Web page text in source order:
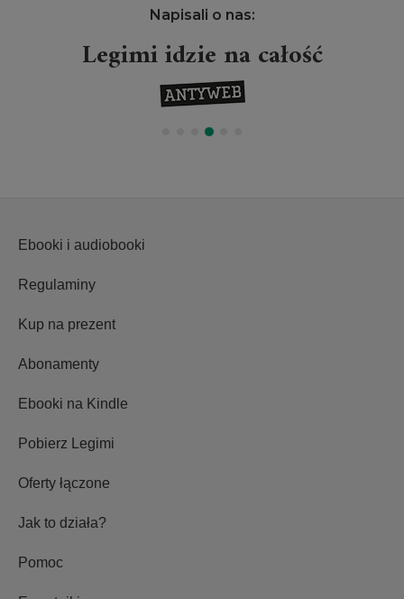
Napisali o nas:
Legimi idzie na całość
Ebooki i audiobooki
Regulaminy
Kup na prezent
Abonamenty
Ebooki na Kindle
Pobierz Legimi
Oferty łączone
Jak to działa?
Pomoc